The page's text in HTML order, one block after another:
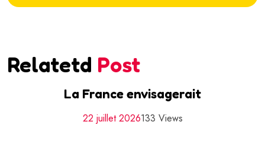
Relatetd Post
La France envisagerait
22 juillet 2026133 Views